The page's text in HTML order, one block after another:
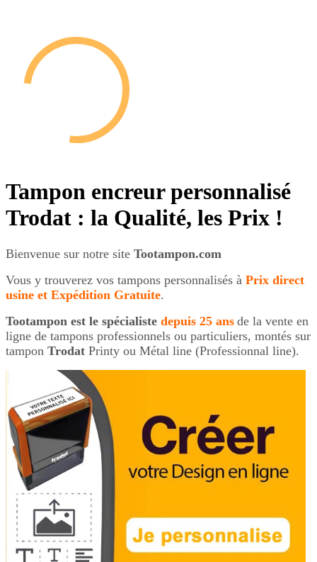
Tampon encreur personnalisé
Trodat : la Qualité, les Prix !
Bienvenue sur notre site Tootampon.com
Vous y trouverez vos tampons personnalisés à Prix direct
usine et Expédition Gratuite.
Tootampon est le spécialiste depuis 25 ans de la vente en
ligne de tampons professionnels ou particuliers, montés sur
tampon Trodat Printy ou Métal line (Professionnal line).